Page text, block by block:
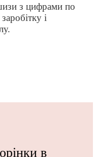
з цифрами по
і
в